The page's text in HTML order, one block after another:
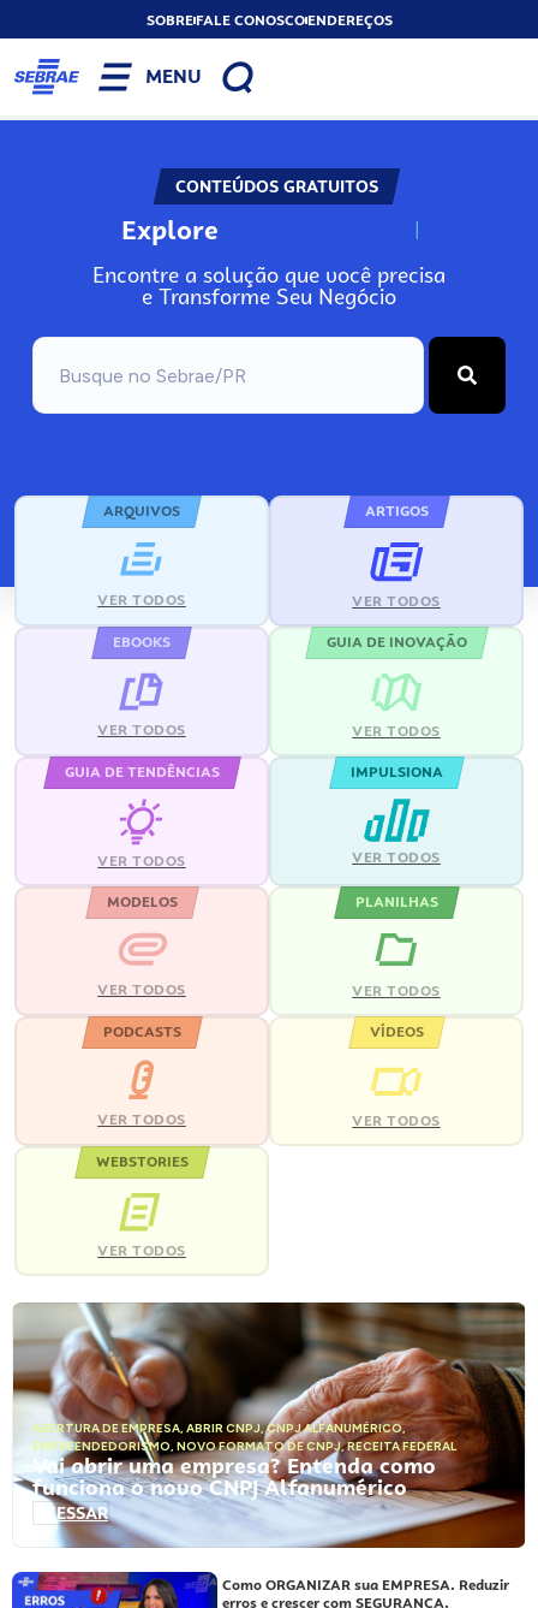
SOBREFALE CONOSCOENDEREÇOS
MENU
CONTEÚDOS GRATUITOS
Explore N
Encontre a solução que você precisa
e Transforme Seu Negócio
ARQUIVOS
VER TODOS
ARTIGOS
VER TODOS
EBOOKS
VER TODOS
GUIA DE INOVAÇÃO
VER TODOS
GUIA DE TENDÊNCIAS
VER TODOS
IMPULSIONA
VER TODOS
MODELOS
VER TODOS
PLANILHAS
VER TODOS
PODCASTS
VER TODOS
VÍDEOS
VER TODOS
WEBSTORIES
VER TODOS
ABERTURA DE EMPRESA, ABRIR CNPJ,CNPJ ALFANUMÉRICO,
EMPREENDEDORISMO, NOVO FORMATO DE CNPJ,RECEITA FEDERAL
Vai abrir uma empresa? Entenda como
funciona o novo CNPJ Alfanumérico
ACESSAR
Como ORGANIZAR sua EMPRESA. Reduzir
erros e crescer com SEGURANÇA.